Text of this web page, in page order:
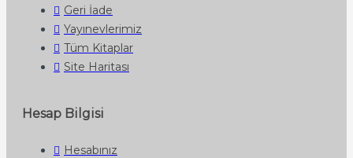
Geri İade
Yayınevlerimiz
Tüm Kitaplar
Site Haritası
Hesap Bilgisi
Hesabınız